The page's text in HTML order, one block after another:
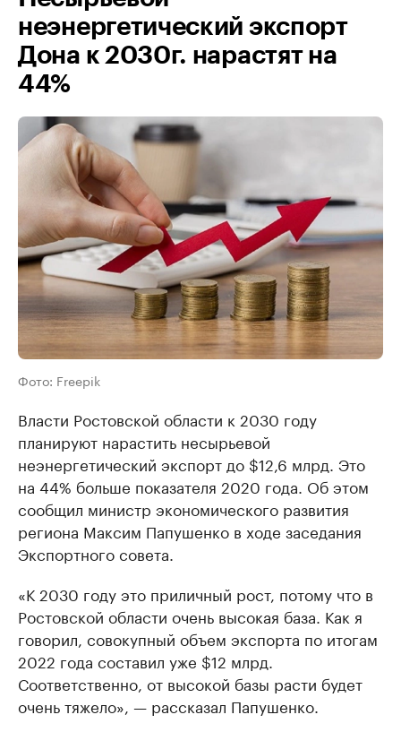
неэнергетический экспорт
Дона к 2030г. нарастят на
44%
Фото: Freepik
Власти Ростовской области к 2030 году
планируют нарастить несырьевой
неэнергетический экспорт до $12,6 млрд. Это
на 44% больше показателя 2020 года. Об этом
сообщил министр экономического развития
региона Максим Папушенко в ходе заседания
Экспортного совета.
«К 2030 году это приличный рост, потому что в
Ростовской области очень высокая база. Как я
говорил, совокупный объем экспорта по итогам
2022 года составил уже $12 млрд.
Соответственно, от высокой базы расти будет
очень тяжело», — рассказал Папушенко.